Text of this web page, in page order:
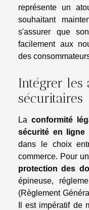
représente un
souhaitant
s'assurer que
facilement aux
des
Intégrer les
sécuritaires
La conformité
sécurité en ligne
dans le choix
commerce. Pour
protection des
épineuse,
(Règlement
Il est impératif de